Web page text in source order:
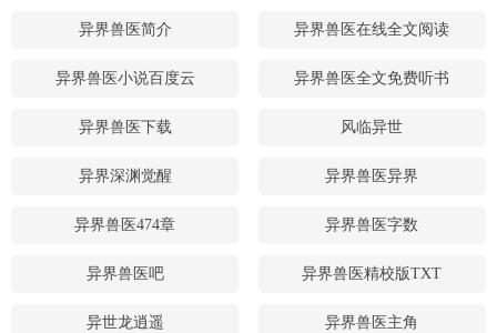
异界兽医简介 异界兽医在线全文阅读
异界兽医小说百度云 异界兽医全文免费听书
异界兽医下载 风临异世
异界深渊觉醒 异界兽医异界
异界兽医474章 异界兽医字数
异界兽医吧 异界兽医精校版TXT
异世龙逍遥 异界兽医主角